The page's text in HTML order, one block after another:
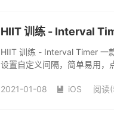
HIIT 训练 - Interval
HIIT 训练 - Interval Timer 一
设置自定义间隔，简单易用，
2021-01-08  iOS 阅读